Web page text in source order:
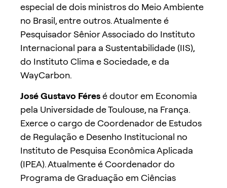
especial de dois ministros do Meio Ambiente
no Brasil, entre outros. Atualmente é
Pesquisador Sênior Associado do Instituto
Internacional para a Sustentabilidade (IIS),
do Instituto Clima e Sociedade, e da
WayCarbon.
José Gustavo Féresé doutor em Economia
pela Universidadede Toulouse, na França.
Exerce o cargo de Coordenador de Estudos
de Regulação e Desenho Institucional no
Instituto de Pesquisa Econômica Aplicada
(IPEA). Atualmente é Coordenador do
Programa de Graduação em Ciências